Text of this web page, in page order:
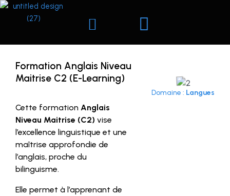
Aller
Formation Anglais Niveau
Maitrise C2 (E-Learning)
Cette formation Anglais
Niveau Maitrise (C2) vise
l’excellence linguistique et une
maîtrise approfondie de
l’anglais, proche du
bilinguisme.
Elle permet à l’apprenant de
Domaine : Langues